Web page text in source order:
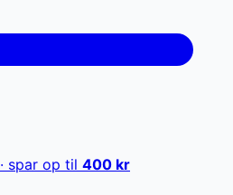
· spar op til 400 kr